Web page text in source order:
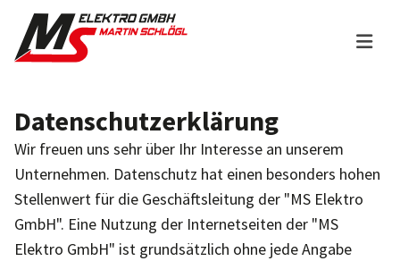
Zum Inhalt springen
Datenschutzerklärung
Wir freuen uns sehr über Ihr Interesse an unserem
Unternehmen. Datenschutz hat einen besonders hohen
Stellenwert für die Geschäftsleitung der "MS Elektro
GmbH". Eine Nutzung der Internetseiten der "MS
Elektro GmbH" ist grundsätzlich ohne jede Angabe